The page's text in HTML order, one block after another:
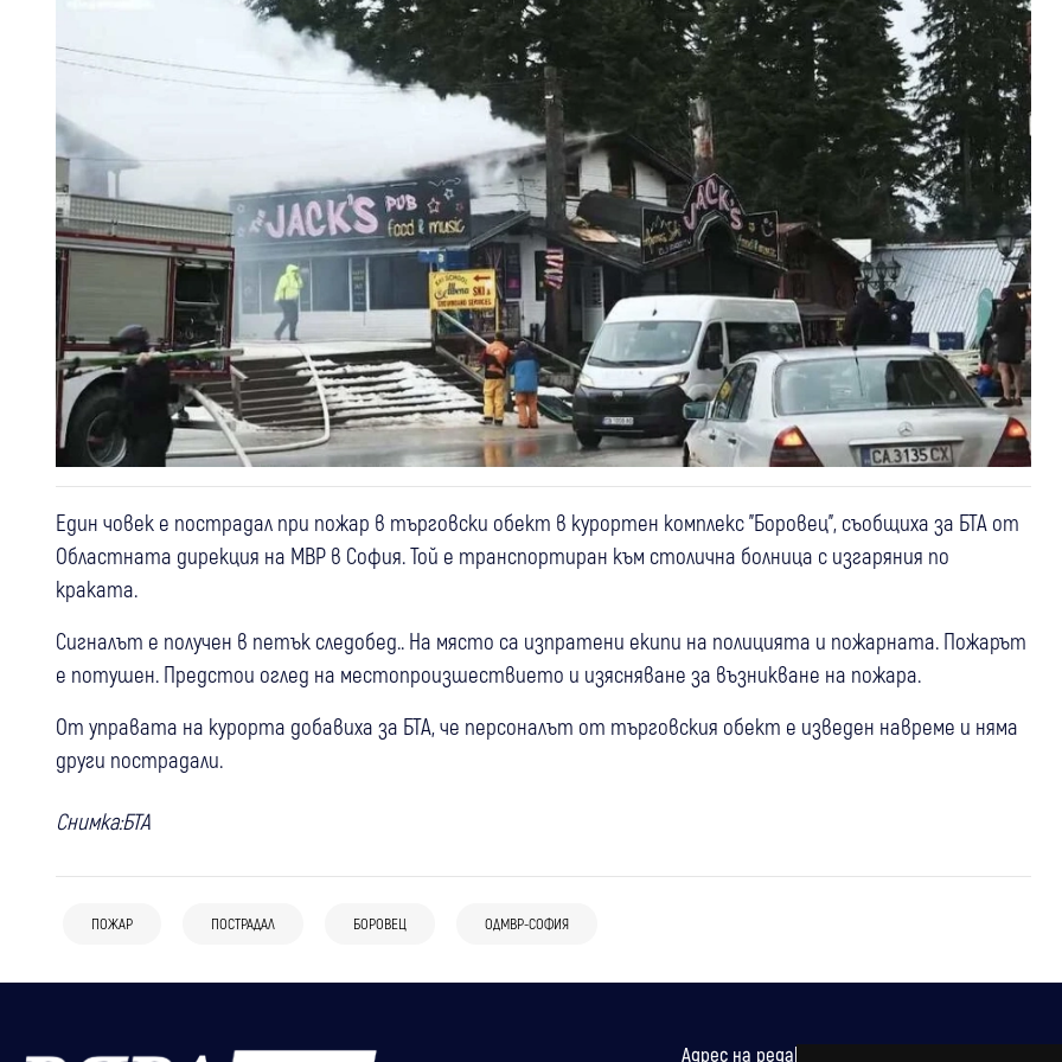
Един човек е пострадал при пожар в търговски обект в курортен комплекс "Боровец", съобщиха за БТА от
Областната дирекция на МВР в София. Той е транспортиран към столична болница с изгаряния по
краката.
Сигналът е получен в петък следобед.. На място са изпратени екипи на полицията и пожарната. Пожарът
е потушен. Предстои оглед на местопроизшествието и изясняване за възникване на пожара.
От управата на курорта добавиха за БТА, че персоналът от търговския обект е изведен навреме и няма
други пострадали.
Снимка:БТА
ПОЖАР ПОСТРАДАЛ БОРОВЕЦ ОДМВР-СОФИЯ
Адрес на редакцията